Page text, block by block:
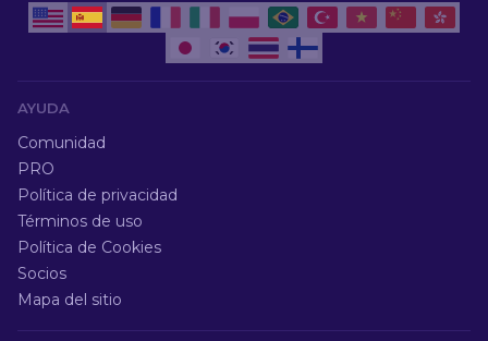
AYUDA
Comunidad
PRO
Política de privacidad
Términos de uso
Política de Cookies
Socios
Mapa del sitio